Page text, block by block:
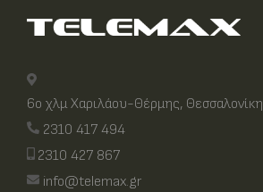
6ο χλμ Χαριλάου-Θέρμης, Θεσσαλονίκη
2310 417 494
2310 427 867
info@telemax.gr